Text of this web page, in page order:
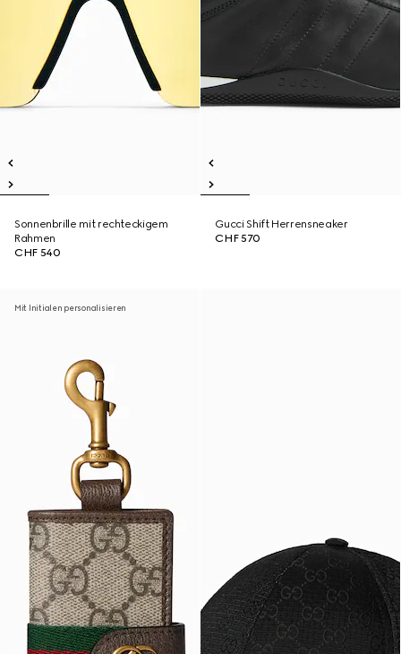
Sonnenbrille mit rechteckigem
Rahmen
CHF 540
Gucci Shift Herrensneaker
CHF 570
Mit Initialen personalisieren